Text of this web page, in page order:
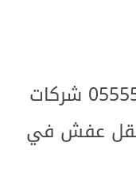
نقل اثاث في جدة 0555583146 شركات
عفش في